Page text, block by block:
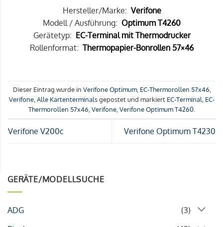
GERÄTE/MODELLSUCHE
ADG
(3)
Hersteller/Marke: Verifone
Modell / Ausführung: Optimum T4260
Gerätetyp: EC-Terminal mit Thermodrucker
Rollenformat: Thermopapier-Bonrollen 57×46
Dieser Eintrag wurde in Verifone Optimum, EC-Thermorollen 57x46
Verifone Alle Kartenterminalsgepostet und markiert EC-Terminal EC-
Thermorollen 57x46 Verifone Verifone Optimum T4260
Verifone V200c Verifone Optimum T4230